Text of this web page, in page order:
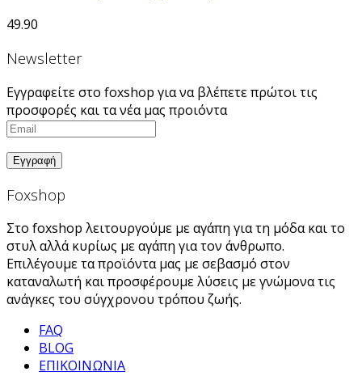
49.90
Newsletter
Εγγραφείτε στο foxshop για να βλέπετε πρώτοι τις
προσφορές και τα νέα μας προιόντα
Foxshop
Στο foxshop λειτουργούμε με αγάπη για τη μόδα και το
στυλ αλλά κυρίως με αγάπη για τον άνθρωπο.
Επιλέγουμε τα προϊόντα μας με σεβασμό στον
καταναλωτή και προσφέρουμε λύσεις με γνώμονα τις
ανάγκες του σύγχρονου τρόπου ζωής.
FAQ
BLOG
ΕΠΙΚΟΙΝΩΝΙΑ